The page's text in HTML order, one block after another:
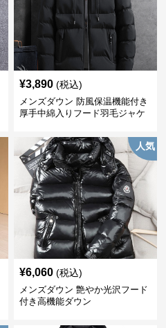
¥3,890 (税込)
メンズダウン 防風保温機能付き
厚手中綿入りフード羽毛ジャケ
人気
¥6,060 (税込)
メンズダウン 艶やか光沢フード
付き高機能ダウン